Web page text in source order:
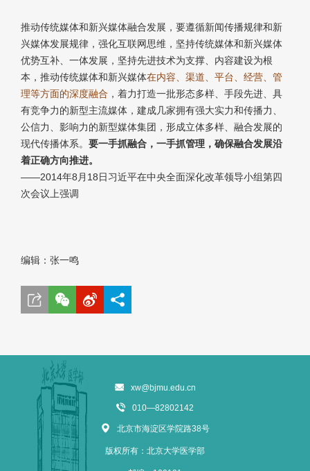
推动传统媒体和新兴媒体融合发展，要遵循新闻传播规律和新
兴媒体发展规律，强化互联网思维，坚持传统媒体和新兴媒体
优势互补、一体发展，坚持先进技术为支撑、内容建设为根
本，推动传统媒体和新兴媒体在内容、渠道、平台、经营、管
理等方面的深度融合 ，着力打造一批形态多样、手段先进、具
有竞争力的新型主流媒体，建成几家拥有强大实力和传播力、
公信力、影响力的新型媒体集团，形成立体多样、融合发展的
现代传播体系。 要一手抓融合，一手抓管理，确保融合发展沿
着正确方向推进。
——2014年8月18日习近平在中央全面深化改革领导小组第四
次会议上强调
编辑：张一鸣
xw@bjmu.edu.cn
010—82802142
北京市海淀区学院路38号
版权所有：北京大学医学部